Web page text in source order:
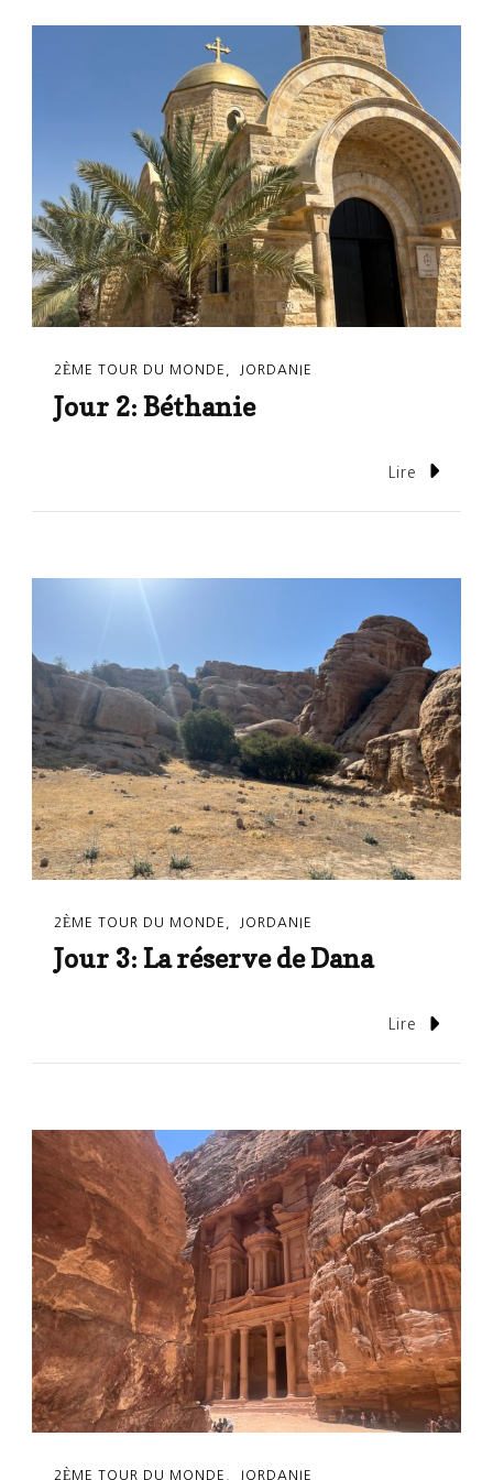
2ÈME TOUR DU MONDE JORDANIE
Jour 2: Béthanie
Lire
2ÈME TOUR DU MONDE JORDANIE
Jour 3: La réserve de Dana
Lire
2ÈME TOUR DU MONDE JORDANIE